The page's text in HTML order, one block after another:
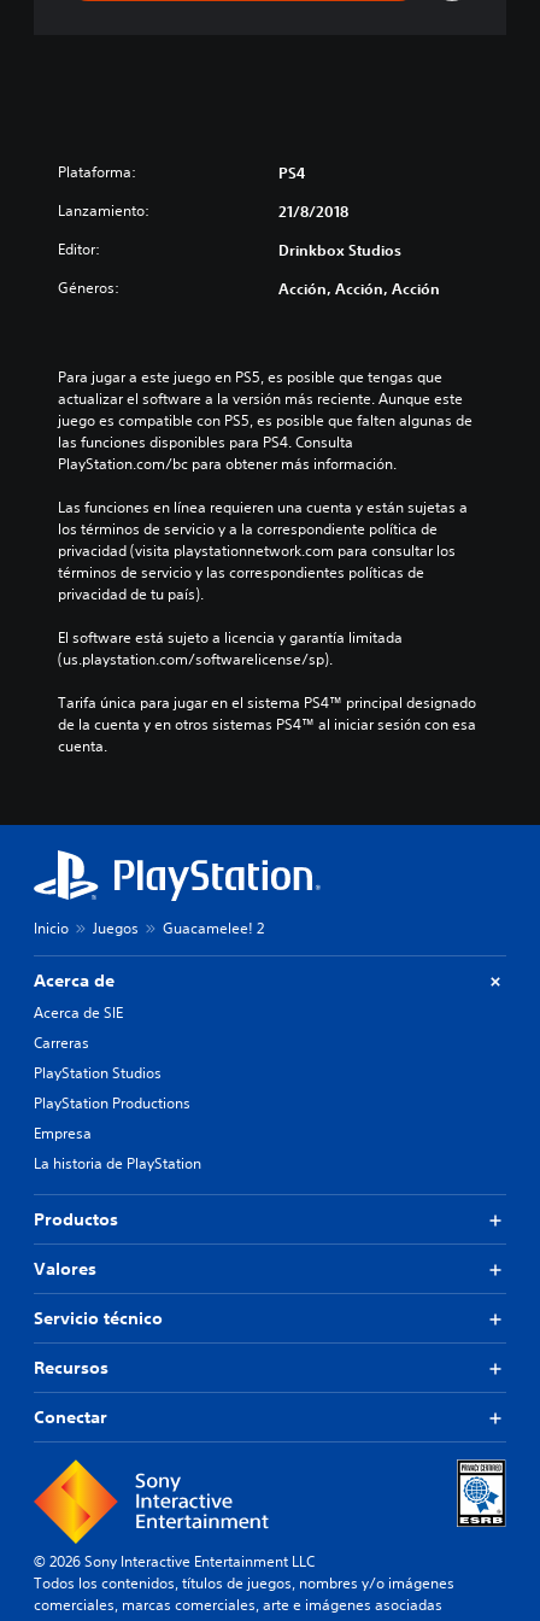
Plataforma: PS4
Lanzamiento: 21/8/2018
Editor: Drinkbox Studios
Géneros: Acción, Acción, Acción
Para jugar a este juego en PS5, es posible que tengas que
actualizar el software a la versión más reciente. Aunque este
juego es compatible con PS5, es posible que falten algunas de
las funciones disponibles para PS4. Consulta
PlayStation.com/bc para obtener más información.
Las funciones en línea requieren una cuenta y están sujetas a
los términos de servicio y a la correspondiente política de
privacidad (visita playstationnetwork.com para consultar los
términos de servicio y las correspondientes políticas de
privacidad de tu país).
El software está sujeto a licencia y garantía limitada
(us.playstation.com/softwarelicense/sp).
Tarifa única para jugar en el sistema PS4™ principal designado
de la cuenta y en otros sistemas PS4™ al iniciar sesión con esa
cuenta.
Inicio Juegos Guacamelee! 2
Acerca de
Acerca de SIE
Carreras
PlayStation Studios
PlayStation Productions
Empresa
La historia de PlayStation
Productos
Valores
Servicio técnico
Recursos
Conectar
© 2026 Sony Interactive Entertainment LLC
Todos los contenidos, títulos de juegos, nombres y/o imágenes
comerciales, marcas comerciales, arte e imágenes asociadas